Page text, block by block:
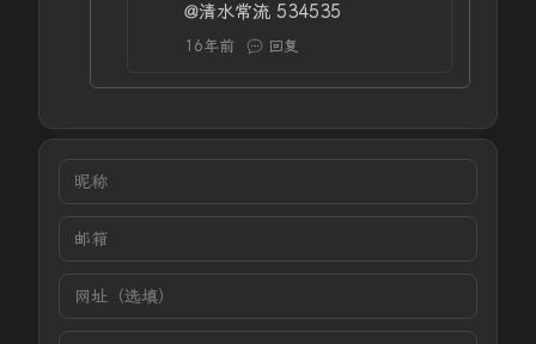
@清水常流 534535
16年前 回复